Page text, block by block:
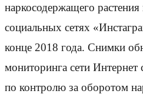
наркосодержащего растения
социальных сетях
конце 2018 года. Снимки
мониторинга сети Интернет
по контролю за оборотом